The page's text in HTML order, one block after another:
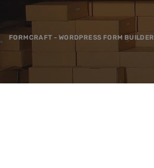
FORMCRAFT - WORDPRESS FORM BUILDER